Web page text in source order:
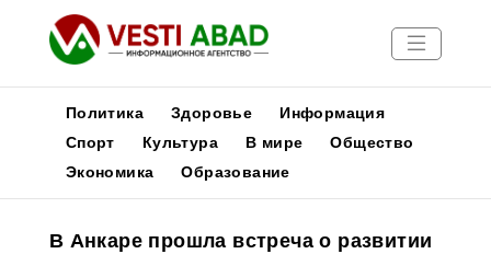
Новости
Медиа
Политика Здоровье
Информация
Спорт
Культура В мире
Общество
Экономика
Образование
В Анкаре прошла встреча о развитии